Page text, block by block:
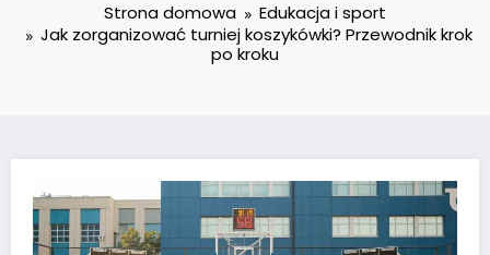
Strona domowa
Edukacja i sport
Jak zorganizować turniej koszykówki? Przewodnik krok
po kroku